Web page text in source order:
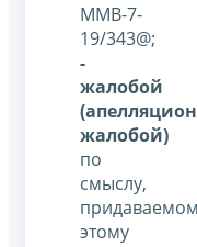
ММВ-7-
19/343@;
-
жалобой
жалобой)
по
смыслу,
этому